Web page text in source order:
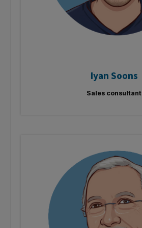
Iyan Soons
Sales consultant